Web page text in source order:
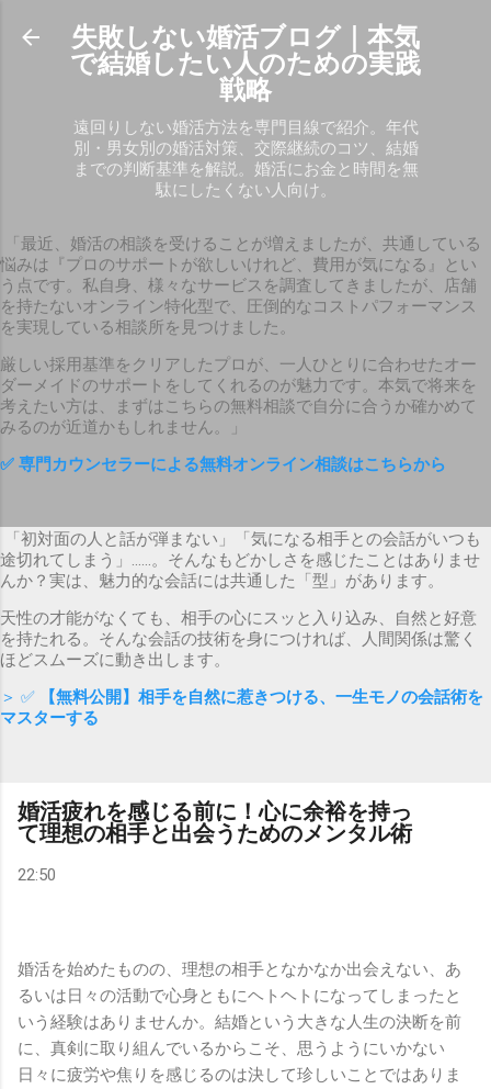
スキップしてメイン コンテンツに移動
失敗しない婚活ブログ｜本気
で結婚したい人のための実践
戦略
遠回りしない婚活方法を専門目線で紹介。年代
別・男女別の婚活対策、交際継続のコツ、結婚
までの判断基準を解説。婚活にお金と時間を無
駄にしたくない人向け。
「最近、婚活の相談を受けることが増えましたが、共通している
悩みは『プロのサポートが欲しいけれど、費用が気になる』とい
う点です。私自身、様々なサービスを調査してきましたが、店舗
を持たないオンライン特化型で、圧倒的なコストパフォーマンス
を実現している相談所を見つけました。
厳しい採用基準をクリアしたプロが、一人ひとりに合わせたオー
ダーメイドのサポートをしてくれるのが魅力です。本気で将来を
考えたい方は、まずはこちらの無料相談で自分に合うか確かめて
みるのが近道かもしれません。」
✅ 専門カウンセラーによる無料オンライン相談はこちらから
「初対面の人と話が弾まない」「気になる相手との会話がいつも
途切れてしまう」……。そんなもどかしさを感じたことはありませ
んか？実は、魅力的な会話には共通した「型」があります。
天性の才能がなくても、相手の心にスッと入り込み、自然と好意
を持たれる。そんな会話の技術を身につければ、人間関係は驚く
ほどスムーズに動き出します。
＞ ✅
【無料公開】相手を自然に惹きつける、一生モノの会話術を
マスターする
婚活疲れを感じる前に！心に余裕を持っ
て理想の相手と出会うためのメンタル術
22:50
婚活を始めたものの、理想の相手となかなか出会えない、あ
るいは日々の活動で心身ともにヘトヘトになってしまったと
いう経験はありませんか。結婚という大きな人生の決断を前
に、真剣に取り組んでいるからこそ、思うようにいかない
日々に疲労や焦りを感じるのは決して珍しいことではありま